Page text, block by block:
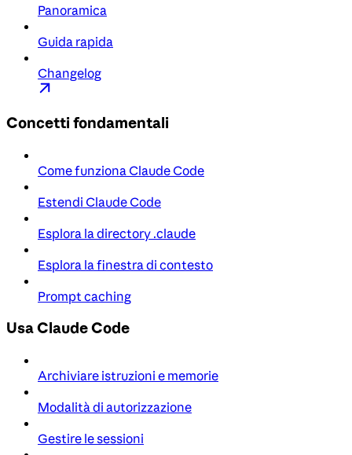
Panoramica
Guida rapida
Changelog
Concetti fondamentali
Come funziona Claude Code
Estendi Claude Code
Esplora la directory .claude
Esplora la finestra di contesto
Prompt caching
Usa Claude Code
Archiviare istruzioni e memorie
Modalità di autorizzazione
Gestire le sessioni